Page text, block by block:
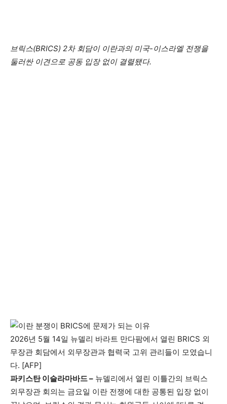
브릭스(BRICS) 2차 회담이 이란과의 미국-이스라엘 전쟁을
둘러싼 이견으로 공동 입장 없이 결렬됐다.
2026년 5월 14일 뉴델리 바라트 만다팜에서 열린 BRICS 외
무장관 회담에서 외무장관과 협력국 고위 관리들이 모였습니
다. [AFP]
파키스탄 이슬라마바드 – 뉴델리에서 열린 이틀간의 브릭스
외무장관 회의는 금요일 이란 전쟁에 대한 공통된 입장 없이